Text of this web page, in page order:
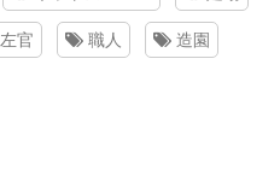
左官 職人 造園